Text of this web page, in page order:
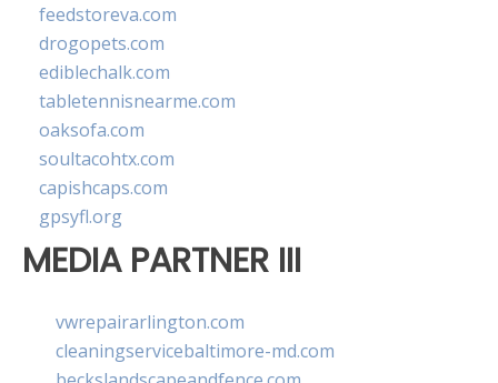
feedstoreva.com
drogopets.com
ediblechalk.com
tabletennisnearme.com
oaksofa.com
soultacohtx.com
capishcaps.com
gpsyfl.org
MEDIA PARTNER III
vwrepairarlington.com
cleaningservicebaltimore-md.com